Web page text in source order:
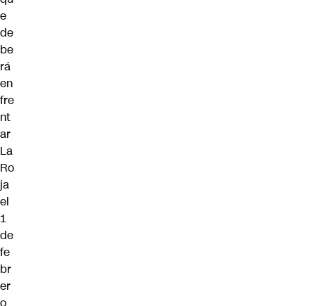
e
de
be
rá
en
fre
nt
ar
La
Ro
ja
el
1
de
fe
br
er